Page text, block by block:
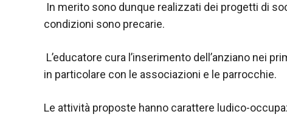
In merito sono dunque realizzati dei progetti di
condizioni sono precarie.
L’educatore cura l’inserimento dell’anziano nei
in particolare con le associazioni e le parrocchie.
Le attività proposte hanno carattere ludico-